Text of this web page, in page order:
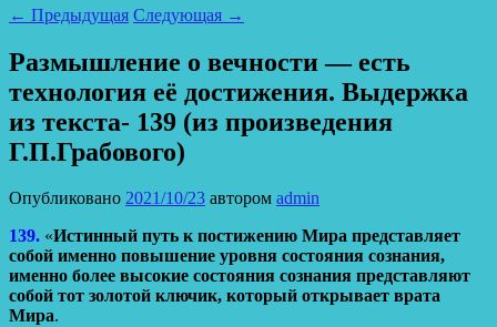
← Предыдущая Следующая →
Размышление о вечности — есть
технология её достижения. Выдержка
из текста- 139 (из произведения
Г.П.Грабового)
Опубликовано 2021/10/23 автором admin
139. «Истинный путь к постижению Мира представляет
собой именно повышение уровня состояния сознания,
именно более высокие состояния сознания представляют
собой тот золотой ключик, который открывает врата
Мира.